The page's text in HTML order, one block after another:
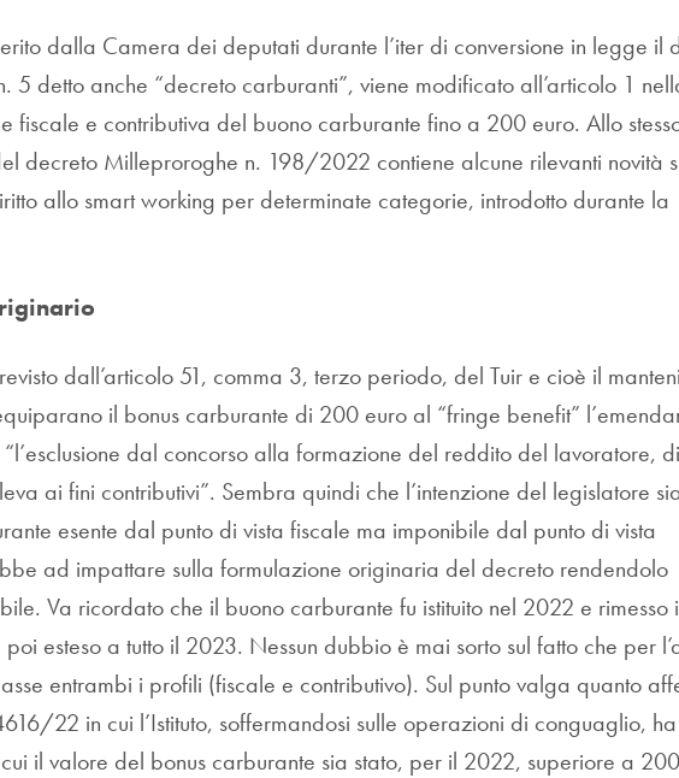
dalla Camera dei deputati durante l’iter di conversione in legge il
5 detto anche “decreto carburanti”, viene modificato all’articolo 1
fiscale e contributiva del buono carburante fino a 200 euro. Allo
decreto Milleproroghe n. 198/2022 contiene alcune rilevanti novità
allo smart working per determinate categorie, introdotto durante la
dall’articolo 51, comma 3, terzo periodo, del Tuir e cioè il
il bonus carburante di 200 euro al “fringe benefit”
dal concorso alla formazione del reddito del lavoratore,
ai fini contributivi”. Sembra quindi che l’intenzione del legislatore
esente dal punto di vista fiscale ma imponibile dal punto di vista
ad impattare sulla formulazione originaria del decreto rendendolo
Va ricordato che il buono carburante fu istituito nel 2022 e rimesso
esteso a tutto il 2023. Nessun dubbio è mai sorto sul fatto che per
entrambi i profili (fiscale e contributivo). Sul punto valga quanto
22 in cui l’Istituto, soffermandosi sulle operazioni di conguaglio, ha
il valore del bonus carburante sia stato, per il 2022, superiore a